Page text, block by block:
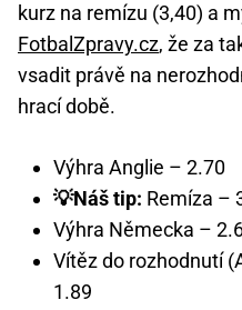
kurz na remízu (3,40) a
FotbalZpravy.cz, že za
vsadit právě na
hrací době.
Výhra Anglie – 2.70
💡Náš tip: Remíza –
Výhra Německa –
Vítěz do rozhodnutí
1.89